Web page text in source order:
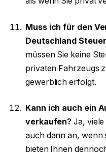
Muss ich für den
Deutschland
müssen Sie keine
privaten Fahrzeugs
gewerblich erfolgt.
Kann ich auch ein
verkaufen? Ja,
auch dann an, wenn
bieten Ihnen